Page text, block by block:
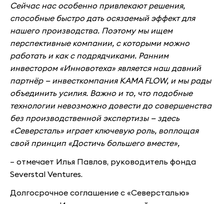
Сейчас нас особенно привлекают решения,
способные быстро дать осязаемый эффект для
нашего производства. Поэтому мы ищем
перспективные компании, с которыми можно
работать и как с подрядчиками. Ранним
инвестором «Инновотеха» является наш давний
партнёр — инвесткомпания KAMA FLOW, и мы рады
объединить усилия. Важно и то, что подобные
технологии невозможно довести до совершенства
без производственной экспертизы — здесь
«Северсталь» играет ключевую роль, воплощая
свой принцип «Достичь большего вместе»,
– отмечает Илья Павлов, руководитель фонда
Severstal Ventures.
Долгосрочное соглашение с «Северсталью»